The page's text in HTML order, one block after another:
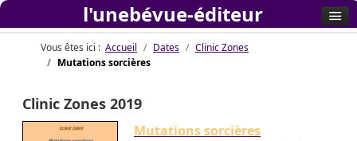
Vous êtes ici : Accueil Dates
Clinic Zones
Mutations sorcières
Clinic Zones 2019
Mutations sorcières
l'unebévue-éditeur